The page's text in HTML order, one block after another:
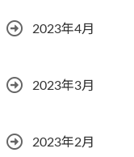
2023年4月
2023年3月
2023年2月